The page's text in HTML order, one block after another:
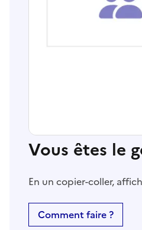
Vous êtes le
En un copier-coller,
Comment faire ?